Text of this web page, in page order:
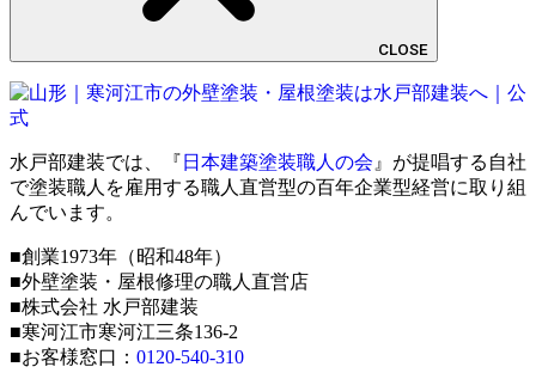
CLOSE
水戸部建装では、『 日本建築塗装職人の会 』が提唱する自社
で塗装職人を雇用する職人直営型の百年企業型経営に取り組
んでいます。
■創業1973年（昭和48年）
■外壁塗装・屋根修理の職人直営店
■株式会社 水戸部建装
■寒河江市寒河江三条136-2
■お客様窓口： 0120-540-310